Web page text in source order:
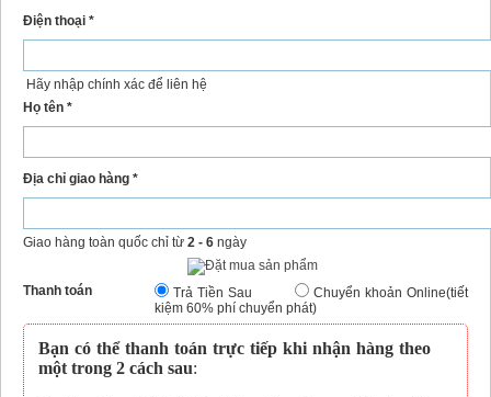
Điện thoại *
Hãy nhập chính xác để liên hệ
Họ tên *
Địa chỉ giao hàng *
Giao hàng toàn quốc chỉ từ 2 - 6 ngày
Thanh toán Trả Tiền Sau
Chuyển khoản Online(tiết
kiệm 60% phí chuyển phát)
Bạn có thể thanh toán trực tiếp khi nhận hàng theo
một trong 2 cách sau: